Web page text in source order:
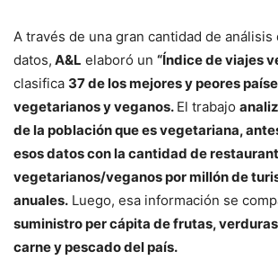
A través de una gran cantidad de análisis
datos, A&L elaboró un “Índice de viajes
clasifica 37 de los mejores y peores
vegetarianos y veganos. El trabajo
de la población que es vegetariana,
esos datos con la cantidad de
vegetarianos/veganos por millón de
anuales. Luego, esa información se
suministro per cápita de frutas,
carne y pescado del país.